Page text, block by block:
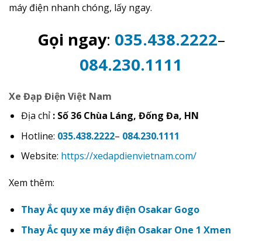
máy điện nhanh chóng, lấy ngay.
Gọi ngay: 035.438.2222–
084.230.1111
Xe Đạp Điện Việt Nam
Địa chỉ : Số 36 Chùa Láng, Đống Đa, HN
Hotline: 035.438.2222– 084.230.1111
Website: https://xedapdienvietnam.com/
Xem thêm:
Thay Ắc quy xe máy điện Osakar Gogo
Thay Ắc quy xe máy điện Osakar One 1 Xmen